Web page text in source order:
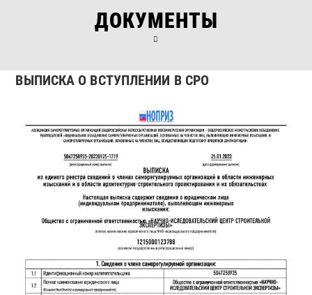
ДОКУМЕНТЫ
ВЫПИСКА О ВСТУПЛЕНИИ В СРО